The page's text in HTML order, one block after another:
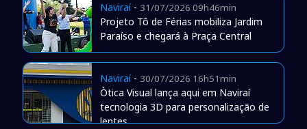
Naviraí- 31/07/2026 09h46min
Projeto Tô de Férias mobiliza Jardim
Paraíso e chegará à Praça Central
Naviraí- 30/07/2026 16h51min
Òtica Visual lança aqui em Naviraí
tecnologia 3D para personalização de
lentes